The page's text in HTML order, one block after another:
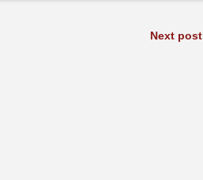
Next post